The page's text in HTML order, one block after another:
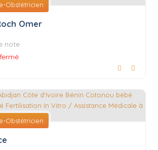
Obstétricien
Omer
note
Obstétricien